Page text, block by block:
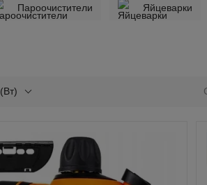
Пароочистители Яйцеварки